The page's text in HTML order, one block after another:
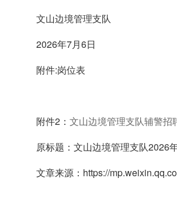
文山边境管理支队
2026年7月6日
附件:岗位表
附件2： 文山边境管理支队辅警招
原标题：文山边境管理支队2026
文章来源：https://